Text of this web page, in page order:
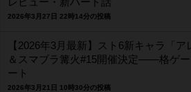
2026年3月27日 22時14分の投稿
【2026年3月最新】スト6新キャラ「ア
＆スマブラ篝火#15開催決定――格ゲ
ート
2026年3月21日 10時30分の投稿